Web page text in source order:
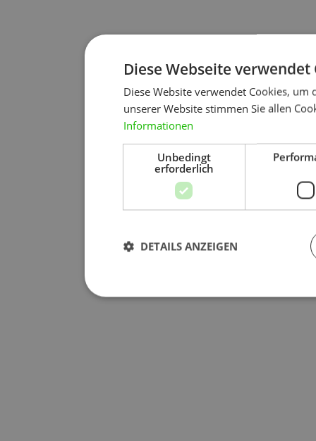
Diese Webseite verwendet
Diese Website verwendet Cookies,
unserer Website stimmen Sie allen
Informationen
Unbedingt
erforderlich
DETAILS ANZEIGEN